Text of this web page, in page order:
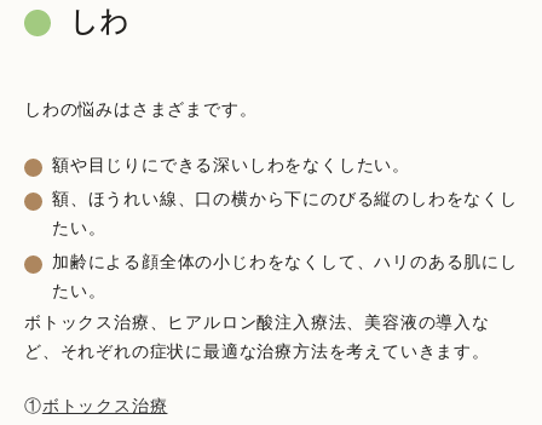
しわ
しわの悩みはさまざまです。
額や目じりにできる深いしわをなくしたい。
額、ほうれい線、口の横から下にのびる縦のしわをなくし
たい。
加齢による顔全体の小じわをなくして、ハリのある肌にし
たい。
ボトックス治療、ヒアルロン酸注入療法、美容液の導入な
ど、それぞれの症状に最適な治療方法を考えていきます。
①ボトックス治療